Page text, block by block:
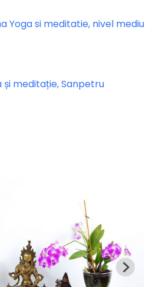
Yoga si meditatie, nivel mediu
și meditație, Sanpetru